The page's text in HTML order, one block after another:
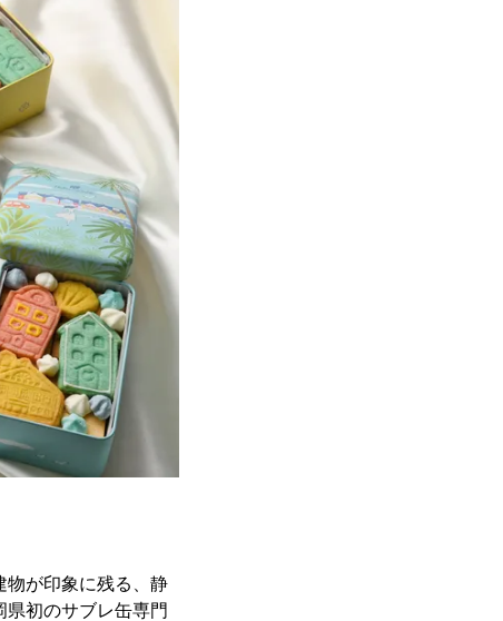
物が印象に残る、静
初のサブレ缶専門